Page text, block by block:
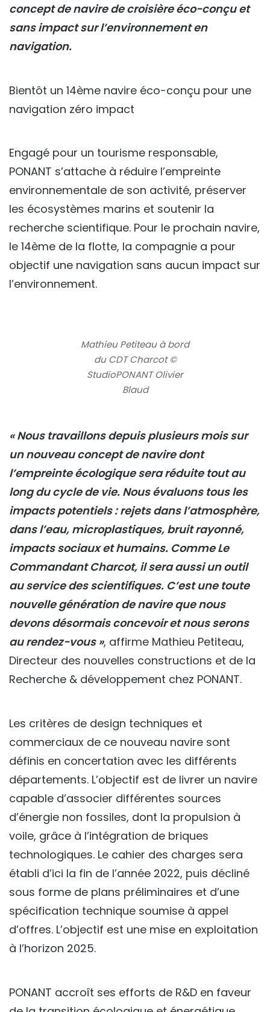
concept de navire de croisière éco-conçu et
sans impact sur l’environnement en
navigation.
Bientôt un 14ème navire éco-conçu pour une
navigation zéro impact
Engagé pour un tourisme responsable,
PONANT s’attache à réduire l’empreinte
environnementale de son activité, préserver
les écosystèmes marins et soutenir la
recherche scientifique. Pour le prochain navire,
le 14ème de la flotte, la compagnie a pour
objectif une navigation sans aucun impact sur
l’environnement.
Mathieu Petiteau à bord
du CDT Charcot ©
StudioPONANT Olivier
Blaud
« Nous travaillons depuis plusieurs mois sur
un nouveau concept de navire dont
l’empreinte écologique sera réduite tout au
long du cycle de vie. Nous évaluons tous les
impacts potentiels : rejets dans l’atmosphère,
dans l’eau, microplastiques, bruit rayonné,
impacts sociaux et humains. Comme Le
Commandant Charcot, il sera aussi un outil
au service des scientifiques. C’est une toute
nouvelle génération de navire que nous
devons désormais concevoir et nous serons
au rendez-vous », affirme Mathieu Petiteau,
Directeur des nouvelles constructions et de la
Recherche & développement chez PONANT.
Les critères de design techniques et
commerciaux de ce nouveau navire sont
définis en concertation avec les différents
départements. L’objectif est de livrer un navire
capable d’associer différentes sources
d’énergie non fossiles, dont la propulsion à
voile, grâce à l’intégration de briques
technologiques. Le cahier des charges sera
établi d’ici la fin de l’année 2022, puis décliné
sous forme de plans préliminaires et d’une
spécification technique soumise à appel
d’offres. L’objectif est une mise en exploitation
à l’horizon 2025.
PONANT accroît ses efforts de R&D en faveur